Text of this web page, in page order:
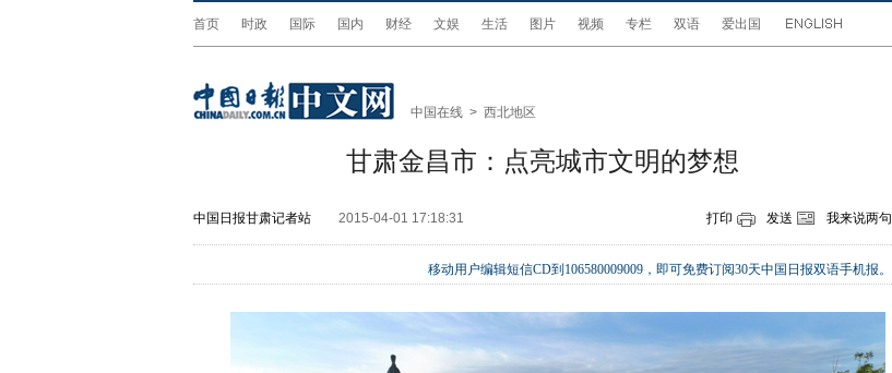
首页 时政 国际 国内 财经 文娱 生活 图片 视频 专栏 双语 爱出国
中国在线 > 西北地区
甘肃金昌市：点亮城市文明的梦想
中国日报甘肃记者站 2015-04-01 17:18:31 打印 发送 我来说两句
移动用户编辑短信CD到106580009009，即可免费订阅30天中国日报双语手机报。